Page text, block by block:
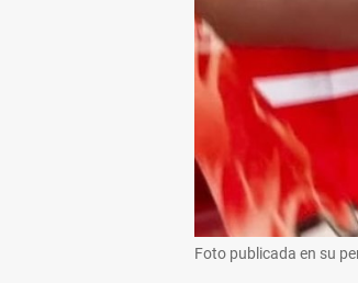
Foto publicada en su